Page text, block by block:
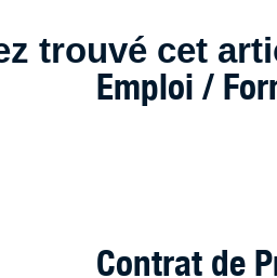
trouvé cet
Emploi /
Contrat de